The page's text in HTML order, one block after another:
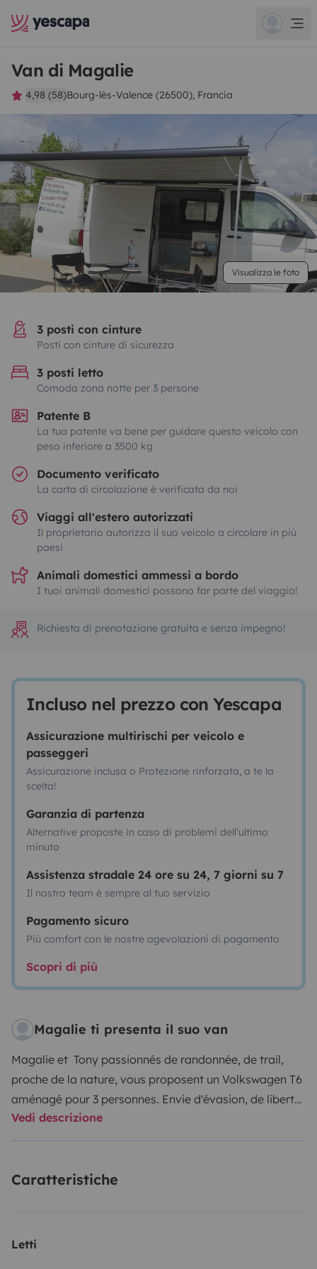
Van di Magalie
4,98 (58)Bourg-lès-Valence (26500), Francia
Visualizza le foto
3 posti con cinture
Posti con cinture di sicurezza
3 posti letto
Comoda zona notte per 3 persone
Patente B
La tua patente va bene per guidare questo veicolo con
peso inferiore a 3500 kg
Documento verificato
La carta di circolazione è verificata da noi
Viaggi all'estero autorizzati
Il proprietario autorizza il suo veicolo a circolare in più
paesi
Animali domestici ammessi a bordo
I tuoi animali domestici possono far parte del viaggio!
Richiesta di prenotazione gratuita e senza impegno!
Incluso nel prezzo con Yescapa
Assicurazione multirischi per veicolo e
passeggeri
Assicurazione inclusa o Protezione rinforzata, a te la
scelta!
Garanzia di partenza
Alternative proposte in caso di problemi dell'ultimo
minuto
Assistenza stradale 24 ore su 24, 7 giorni su 7
Il nostro team è sempre al tuo servizio
Pagamento sicuro
Più comfort con le nostre agevolazioni di pagamento
Scopri di più
Magalie ti presenta il suo van
Magalie et Tony passionnés de randonnée, de trail,
proche de la nature, vous proposent un Volkswagen T6
aménagé pour 3 personnes. Envie d'évasion, de liberté,
le temps d'un week-end, d'une semaine, partez à la
belle France ou l'Europe à bord de notre véhicule
140x190 et un couchage pour enfant en 50x170 Grand
Vedi descrizione
Caratteristiche
Letti